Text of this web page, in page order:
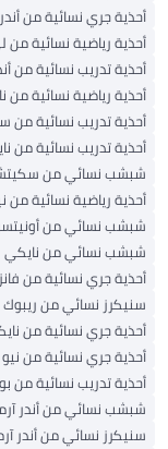
جري نسائية من أندر
رياضية نسائية من لي
تدريب نسائية من أندر
رياضية نسائية من
تدريب نسائية من
تدريب نسائية من نايكي
نسائي من سكيتشرز
رياضية نسائية من نيو
نسائي من أونيتسوكا
نسائي من نايكي
جري نسائية من فانز
نسائي من ريبوك
جري نسائية من نايكي
جري نسائية من نيو
تدريب نسائية من بوما
نسائي من أندر آرمور
نسائي من أندر آرمور